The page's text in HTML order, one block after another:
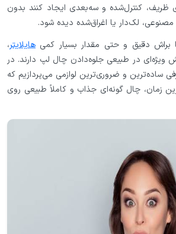
ظریف، کنترل‌شده و سه‌بعدی ایجاد کنند بدون
مصنوعی، لک‌دار یا اغراق‌شده دیده شود.
تا براش دقیق و حتی مقدار بسیار کمی هایلایتر،
ویژه‌ای در طبیعی جلوه‌دادن چال لپ دارند. در
ساده‌ترین و ضروری‌ترین لوازمی می‌پردازیم که
زمان، چال گونه‌ای جذاب و کاملاً طبیعی روی